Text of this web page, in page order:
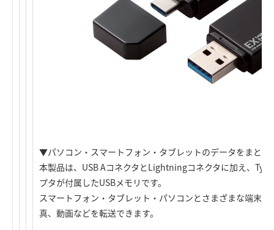
▼パソコン・スマートフォン・タブレットのデータをまとめ
本製品は、USB AコネクタとLightningコネクタに加え、
プタが付属したUSBメモリです。
スマートフォン・タブレット・パソコンとさまざまな端末
真、動画などを転送できます。